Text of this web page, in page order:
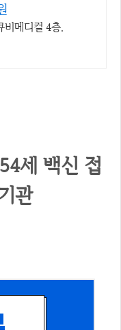
비메디컬 4층.
세 백신 접
관